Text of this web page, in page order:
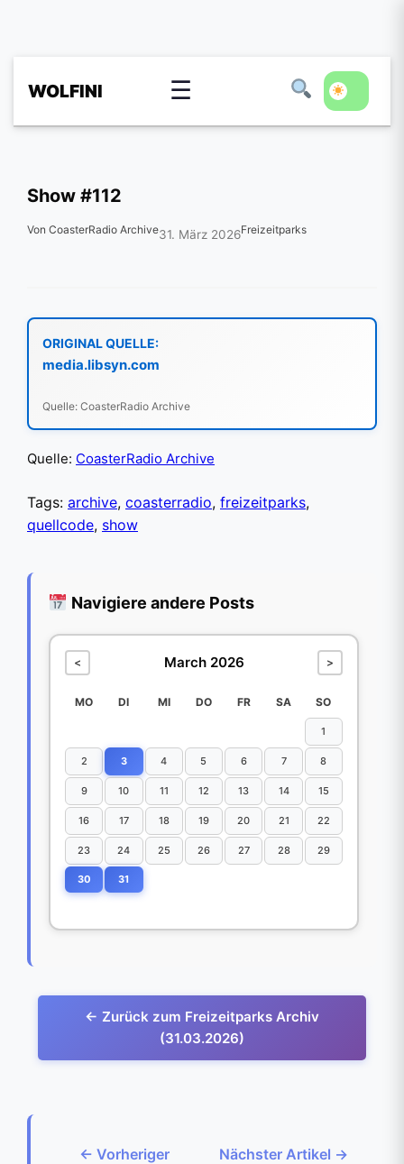
WOLFINI ☰
Show #112
Von CoasterRadio Archive31. März 2026Freizeitparks
ORIGINAL QUELLE:
media.libsyn.com
Quelle: CoasterRadio Archive
Quelle: CoasterRadio Archive
Tags: archive, coasterradio, freizeitparks,
quellcode, show
Navigiere andere Posts
< March 2026 >
MO DI MI DO FR SA SO
1
2 3 4 5 6 7 8
9 10 11 12 13 14 15
16 17 18 19 20 21 22
23 24 25 26 27 28 29
30 31
← Zurück zum Freizeitparks Archiv
(31.03.2026)
← Vorheriger
Nächster Artikel →